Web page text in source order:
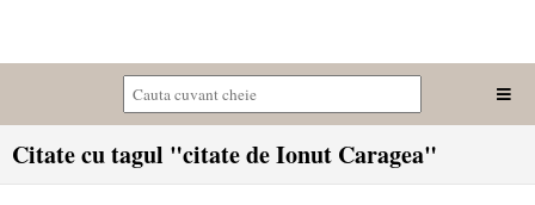
Citate cu tagul "citate de Ionut Caragea"